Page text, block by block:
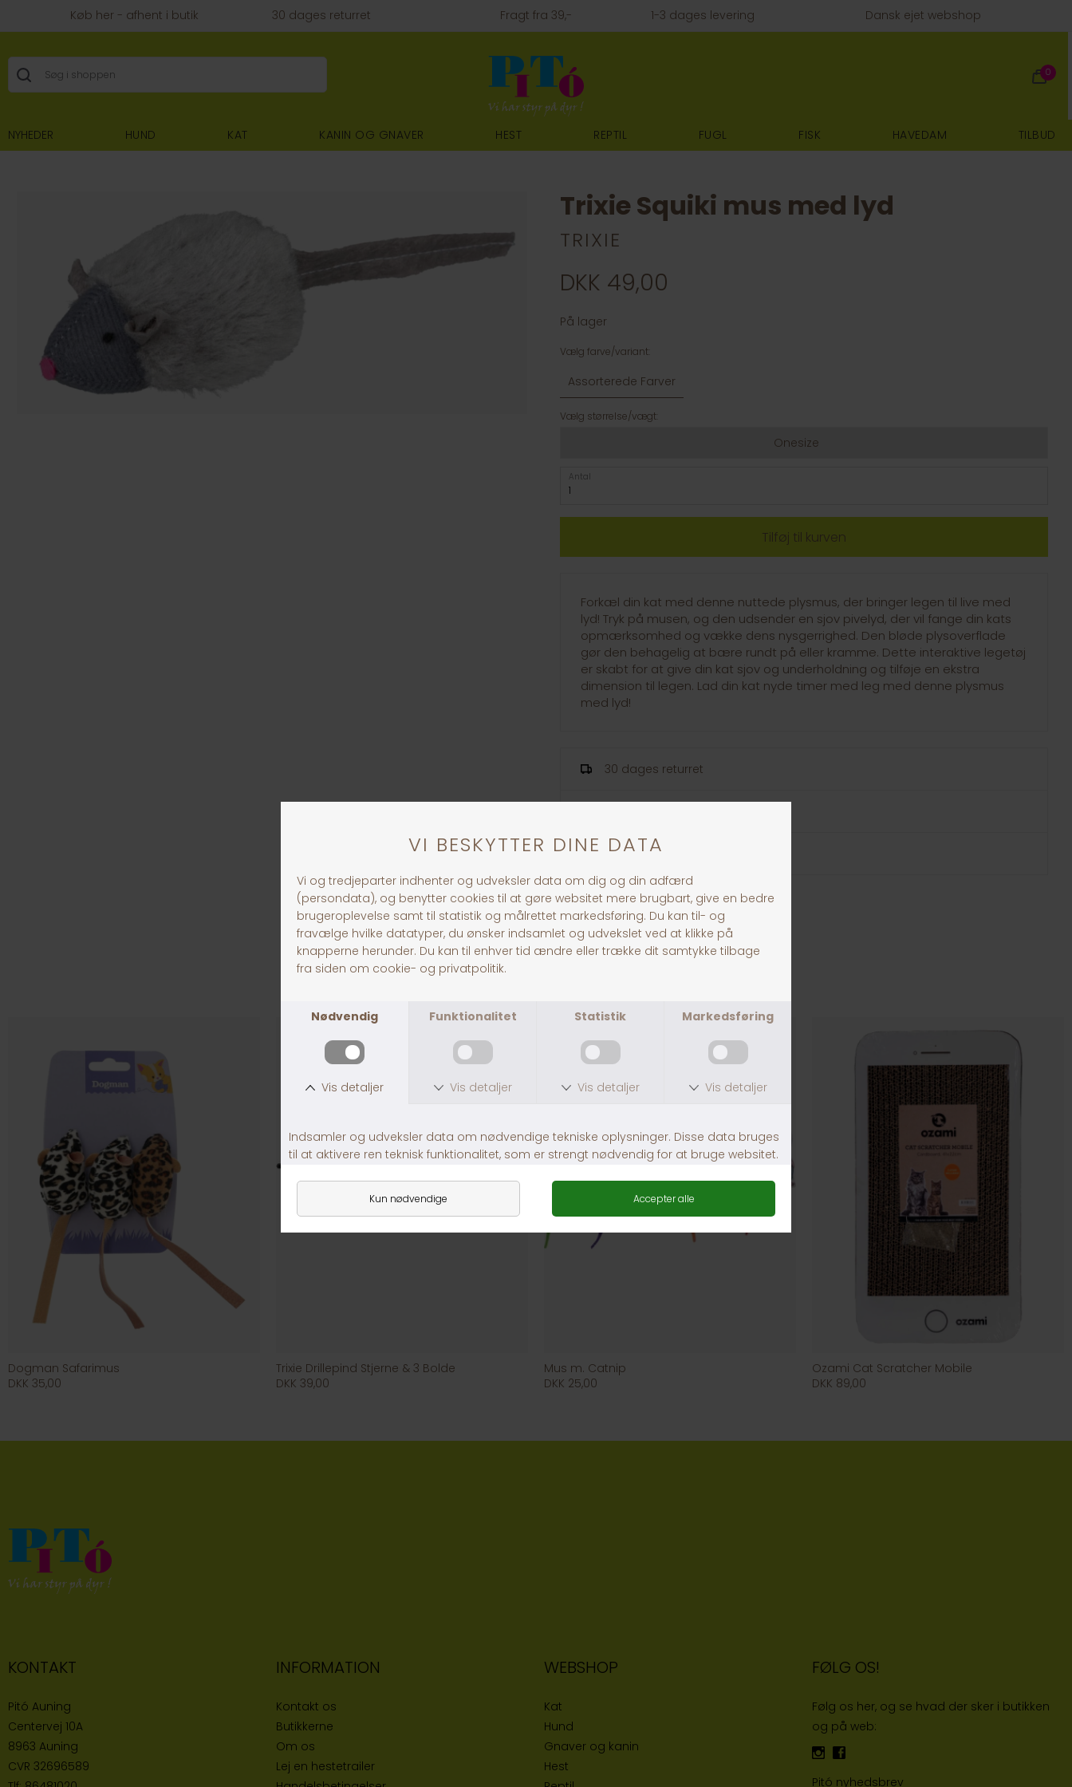
Køb her - afhent i butik 30 dages returret Fragt fra 39,- 1-3 dages levering Dansk ejet webshop
0
NYHEDER HUND KAT KANIN OG GNAVER HEST REPTIL FUGL FISK HAVEDAM TILBUD
Trixie Squiki mus med lyd
TRIXIE
DKK 49,00
På lager
Vælg farve/variant:
Assorterede Farver
Vælg størrelse/vægt:
Onesize
Antal
Forkæl din kat med denne nuttede plysmus, der bringer legen til live med
lyd! Tryk på musen, og den udsender en sjov pivelyd, der vil fange din kats
opmærksomhed og vække dens nysgerrighed. Den bløde plysoverflade
gør den behagelig at bære rundt på eller kramme. Dette interaktive legetøj
er skabt for at give din kat sjov og underholdning og tilføje en ekstra
dimension til legen. Lad din kat nyde timer med leg med denne plysmus
med lyd!
30 dages returret
1-3 dages levering
Dogman Safarimus
DKK 35,00
Trixie Drillepind Stjerne & 3 Bolde
DKK 39,00
Mus m. Catnip
DKK 25,00
Ozami Cat Scratcher Mobile
DKK 89,00
KONTAKT
Pitó Auning
Centervej 10A
8963 Auning
CVR 32696589
INFORMATION
Kontakt os
Butikkerne
Om os
Lej en hestetrailer
WEBSHOP
Kat
Hund
Gnaver og kanin
Hest
FØLG OS!
Følg os her, og se hvad der sker i butikken
og på web:
Pitó nyhedsbrev